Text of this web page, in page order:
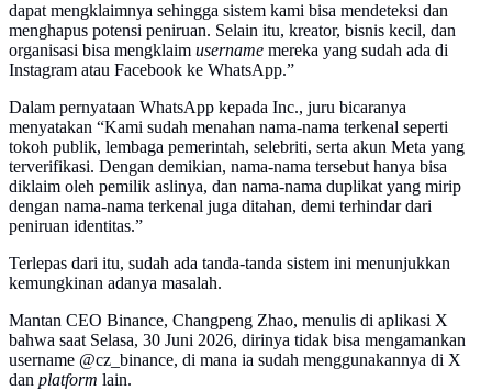
dapat mengklaimnya sehingga sistem kami bisa mendeteksi dan
menghapus potensi peniruan. Selain itu, kreator, bisnis kecil, dan
organisasi bisa mengklaim username mereka yang sudah ada di
Instagram atau Facebook ke WhatsApp.”
Dalam pernyataan WhatsApp kepada Inc., juru bicaranya
menyatakan “Kami sudah menahan nama-nama terkenal seperti
tokoh publik, lembaga pemerintah, selebriti, serta akun Meta yang
terverifikasi. Dengan demikian, nama-nama tersebut hanya bisa
diklaim oleh pemilik aslinya, dan nama-nama duplikat yang mirip
dengan nama-nama terkenal juga ditahan, demi terhindar dari
peniruan identitas.”
Terlepas dari itu, sudah ada tanda-tanda sistem ini menunjukkan
kemungkinan adanya masalah.
Mantan CEO Binance, Changpeng Zhao, menulis di aplikasi X
bahwa saat Selasa, 30 Juni 2026, dirinya tidak bisa mengamankan
username @cz_binance, di mana ia sudah menggunakannya di X
dan platform lain.